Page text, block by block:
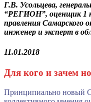
Г.В. Усольцева,
“РЕГИОН”, оценщик 1
правления Самарского
инженер и эксперт в
11.01.2018
Для кого и зачем
Принципиально новый